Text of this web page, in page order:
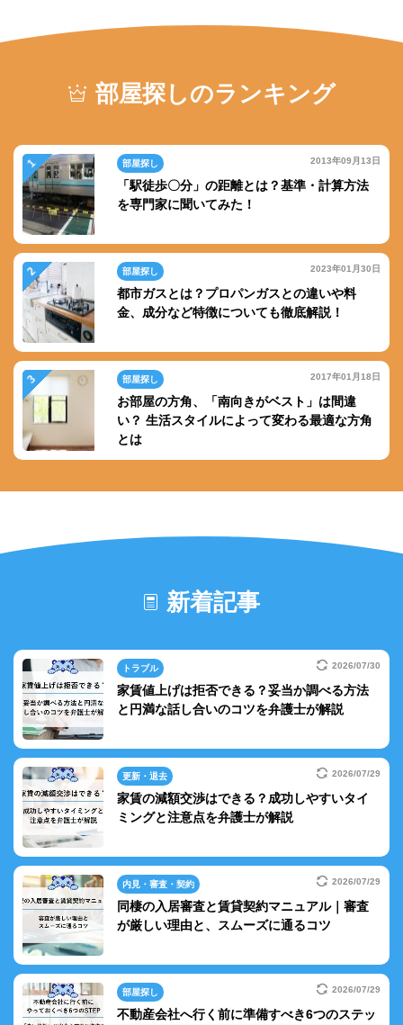
部屋探しのランキング
部屋探し 2013年09月13日
「駅徒歩〇分」の距離とは？基準・計算方法
を専門家に聞いてみた！
部屋探し 2023年01月30日
都市ガスとは？プロパンガスとの違いや料
金、成分など特徴についても徹底解説！
部屋探し 2017年01月18日
お部屋の方角、「南向きがベスト」は間違
い？ 生活スタイルによって変わる最適な方角
とは
新着記事
トラブル 2026/07/30
家賃値上げは拒否できる？妥当か調べる方法
と円満な話し合いのコツを弁護士が解説
更新・退去 2026/07/29
家賃の減額交渉はできる？成功しやすいタイ
ミングと注意点を弁護士が解説
内見・審査・契約 2026/07/29
同棲の入居審査と賃貸契約マニュアル｜審査
が厳しい理由と、スムーズに通るコツ
部屋探し 2026/07/29
不動産会社へ行く前に準備すべき6つのステッ